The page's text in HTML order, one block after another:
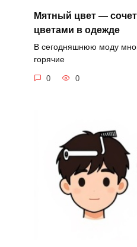
Мятный цвет —
цветами в одежде
В сегодняшнюю моду
горячие
0 0